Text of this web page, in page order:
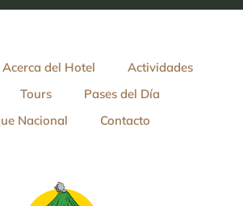
Acerca del Hotel
Actividades
Tours
Pases del Día
Nacional
Contacto